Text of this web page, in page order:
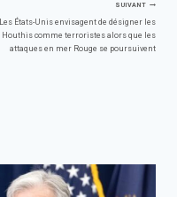
SUIVANT
Les États-Unis envisagent de désigner les
Houthis comme terroristes alors que les
attaques en mer Rouge se poursuivent